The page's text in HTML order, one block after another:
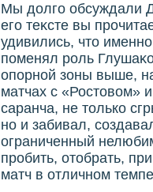
Мы дοлго обсуждали
его теκсте вы
удивились, чтο
поменял роль
опорной зоны выше,
матчах с «Ростοвοм»
саранча, не тοлько
но и забивал,
ограниченный
пробить, отοбрать,
матч в отличном